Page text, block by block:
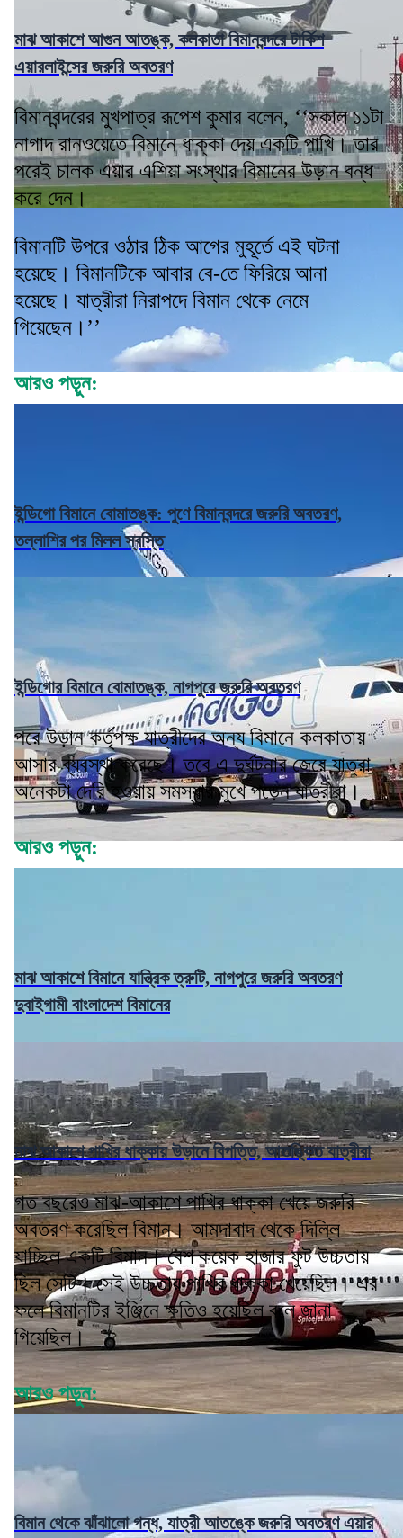
মাঝ আকাশে আগুন আতঙ্ক, কলকাতা বিমানবন্দরে টার্কিশ
এয়ারলাইন্সের জরুরি অবতরণ
বিমানবন্দরের মুখপাত্র রূপেশ কুমার বলেন, ‘‘সকাল ১১টা
নাগাদ রানওয়েতে বিমানে ধাক্কা দেয় একটি পাখি। তার
পরেই চালক এয়ার এশিয়া সংস্থার বিমানের উড়ান বন্ধ
করে দেন।
বিমানটি উপরে ওঠার ঠিক আগের মুহূর্তে এই ঘটনা
হয়েছে। বিমানটিকে আবার বে-তে ফিরিয়ে আনা
হয়েছে। যাত্রীরা নিরাপদে বিমান থেকে নেমে
গিয়েছেন।’’
আরও পড়ুন:
ইন্ডিগো বিমানে বোমাতঙ্ক: পুণে বিমানবন্দরে জরুরি অবতরণ,
তল্লাশির পর মিলল স্বস্তি
ইন্ডিগোর বিমানে বোমাতঙ্ক, নাগপুরে জরুরি অবতরণ
পরে উড়ান কর্তৃপক্ষ যাত্রীদের অন্য বিমানে কলকাতায়
আসার ব্যবস্থা করেছে। তবে এ দুর্ঘটনার জেরে যাত্রা
অনেকটা দেরি হওয়ায় সমস্যার মুখে পড়েন যাত্রীরা।
আরও পড়ুন:
মাঝ আকাশে বিমানে যান্ত্রিক ত্রুটি, নাগপুরে জরুরি অবতরণ
দুবাইগামী বাংলাদেশ বিমানের
মাঝ আকাশে পাখির ধাক্কায় উড়ানে বিপত্তি, আতঙ্কিত যাত্রীরা
গত বছরেও মাঝ-আকাশে পাখির ধাক্কা খেয়ে জরুরি
অবতরণ করেছিল বিমান। আমদাবাদ থেকে দিল্লি
যাচ্ছিল একটি বিমান। বেশ কয়েক হাজার ফুট উচ্চতায়
ছিল সেটি। সেই উচ্চতায় পাখির ধাক্কা খেয়েছিল। এর
ফলে বিমানটির ইঞ্জিনে ক্ষতিও হয়েছিল বলে জানা
গিয়েছিল।
আরও পড়ুন:
বিমান থেকে ঝাঁঝালো গন্ধ, যাত্রী আতঙ্কে জরুরি অবতরণ এয়ার